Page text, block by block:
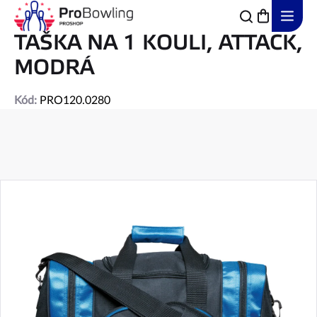
Přejít
obsah
TAŠKA NA 1 KOULI, ATTACK,
MODRÁ
Kód: PRO120.0280